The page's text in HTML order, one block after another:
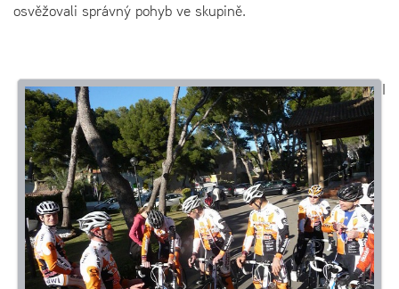
osvěžovali správný pohyb ve skupině.
I